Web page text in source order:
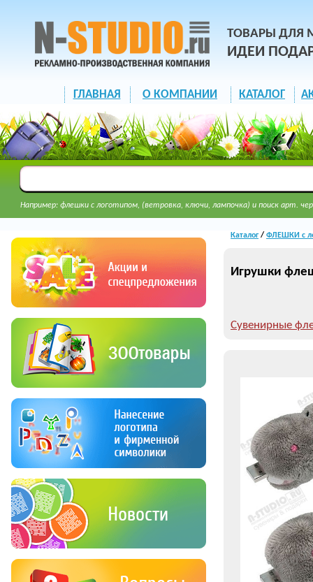
ТОВАРЫ ДЛЯ
ИДЕИ
ГЛАВНАЯ О КОМПАНИИ КАТАЛОГ
Например: флешки с логотипом, (ветровка, ключи, лампочка) и поиск арт.
Каталог/ ФЛЕШКИ с
Игрушки
Сувенирные